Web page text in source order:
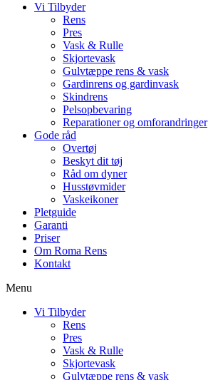
Vi Tilbyder
Rens
Pres
Vask & Rulle
Skjortevask
Gulvtæppe rens & vask
Gardinrens og gardinvask
Skindrens
Pelsopbevaring
Reparationer og omforandringer
Gode råd
Overtøj
Beskyt dit tøj
Råd om dyner
Husstøvmider
Vaskeikoner
Pletguide
Garanti
Priser
Om Roma Rens
Kontakt
Menu
Vi Tilbyder
Rens
Pres
Vask & Rulle
Skjortevask
Gulvtæppe rens & vask